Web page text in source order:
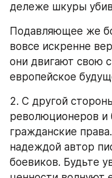
дележе шкуры
Подавляющее же
вовсе искренне
они двигают свою
европейское
2. С другой
революционеров и
гражданские
надеждой автор
боевиков. Будьте